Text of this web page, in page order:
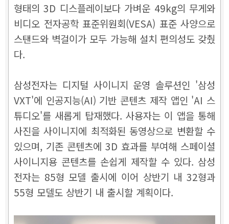
형태의 3D 디스플레이보다 가벼운 49kg의 무게와
비디오 전자공학 표준위원회(VESA) 표준 사양으로
스탠드와 벽걸이가 모두 가능해 설치 편의성도 갖췄
다.
삼성전자는 디지털 사이니지 운영 솔루션인 '삼성
VXT'에 인공지능(AI) 기반 콘텐츠 제작 앱인 'AI 스
튜디오'를 새롭게 탑재했다. 사용자는 이 앱을 통해
사진을 사이니지에 최적화된 동영상으로 변환할 수
있으며, 기존 콘텐츠에 3D 효과를 부여해 스페이셜
사이니지용 콘텐츠를 손쉽게 제작할 수 있다. 삼성
전자는 85형 모델 출시에 이어 상반기 내 32형과
55형 모델도 상반기 내 출시할 계획이다.